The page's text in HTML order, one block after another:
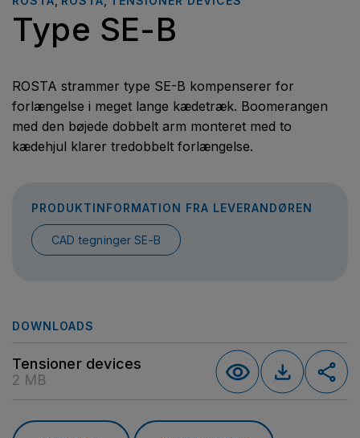
Type SE-B
ROSTA strammer type SE-B kompenserer for
forlængelse i meget lange kædetræk. Boomerangen
med den bøjede dobbelt arm monteret med to
kædehjul klarer tredobbelt forlængelse.
PRODUKTINFORMATION FRA LEVERANDØREN
CAD tegninger SE-B
DOWNLOADS
Tensioner devices
2 MB